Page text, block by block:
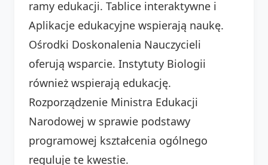
ramy edukacji. Tablice interaktywne i
Aplikacje edukacyjne wspierają naukę.
Ośrodki Doskonalenia Nauczycieli
oferują wsparcie. Instytuty Biologii
również wspierają edukację.
Rozporządzenie Ministra Edukacji
Narodowej w sprawie podstawy
programowej kształcenia ogólnego
reguluje te kwestie.